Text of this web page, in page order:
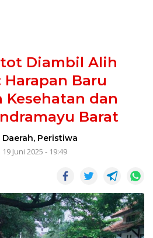
Diambil Alih
Harapan Baru
Kesehatan dan
Barat
Daerah, Peristiwa
Juni 2025 - 19:49